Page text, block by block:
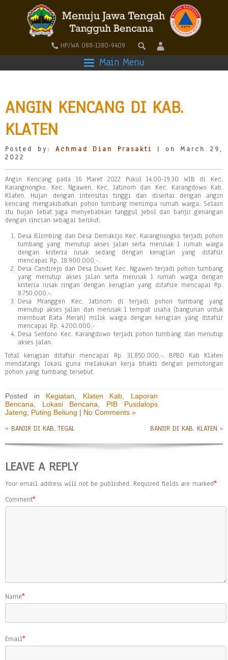
HP/WA 088-1380-9409
Main Menu
ANGIN KENCANG DI KAB.
KLATEN
Posted by: Achmad Dian Prasakti
| on March 29,
2022
Angin Kencang pada 16 Maret 2022 Pukul 14.00-19.30 WIB di Kec.
Karangnongko, Kec. Ngawen, Kec. Jatinom dan Kec. Karangdowo Kab.
Klaten. Hujan dengan intensitas tinggi dan disertai dengan angin
kencang mengakibatkan pohon tumbang menimpa rumah warga. Selain
itu hujan lebat juga menyebabkan tanggul jebol dan banjir genangan
dengan rincian sebagai berikut:
Desa Blimbing dan Desa Demakijo Kec. Karangnongko terjadi pohon
tumbang yang menutup akses jalan serta merusak 1 rumah warga
dengan kriteria rusak sedang dengan kerugian yang ditafsir
mencapai Rp. 18.900.000,-.
Desa Candirejo dan Desa Duwet Kec. Ngawen terjadi pohon tumbang
yang menutup akses jalan serta merusak 1 rumah warga dengan
kriteria rusak ringan dengan kerugian yang ditafsie mencapai Rp.
8.750.000,-.
Desa Mranggen Kec. Jatinom di terjadi pohon tumbang yang
menutup akses jalan dan merusak 1 tempat usaha (bangunan untuk
membuat Bata Merah) milik warga dengan kerugian yang ditafsir
mencapai Rp. 4.200.000,-
Desa Sentono Kec. Karangdowo terjadi pohon tumbang dan menutup
akses jalan.
Total kerugian ditafsir mencapai Rp. 31.850.000,-. BPBD Kab Klaten
mendatangi lokasi guna melakukan kerja bhakti dengan pemotongan
pohon yang tumbang tersebut.
Posted in Kegiatan Klaten Kab
Laporan
Bencana
Lokasi Bencana
PIB Pusdalops
Jateng
Puting Beliung | No Comments »
« BANJIR DI KAB. TEGAL BANJIR DI KAB. KLATEN »
LEAVE A REPLY
Your email address will not be published. Required fields are marked*
Comment*
Name*
Email*